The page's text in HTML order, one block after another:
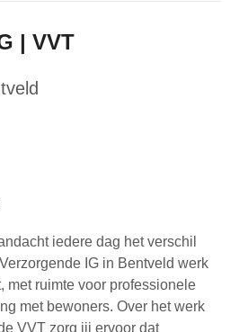
| VVT
iedere dag het verschil
IG in Bentveld werk
met ruimte voor professionele
met bewoners. Over het werk
VVT zorg jij ervoor dat